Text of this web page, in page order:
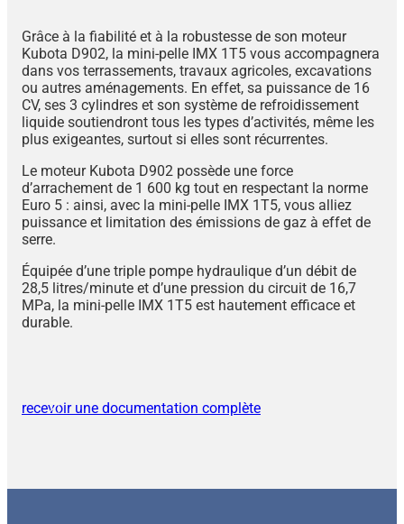
Grâce à la fiabilité et à la robustesse de son moteur
Kubota D902, la mini-pelle IMX 1T5 vous accompagnera
dans vos terrassements, travaux agricoles, excavations
ou autres aménagements. En effet, sa puissance de 16
CV, ses 3 cylindres et son système de refroidissement
liquide soutiendront tous les types d’activités, même les
plus exigeantes, surtout si elles sont récurrentes.
Le moteur Kubota D902 possède une force
d’arrachement de 1 600 kg tout en respectant la norme
Euro 5 : ainsi, avec la mini-pelle IMX 1T5, vous alliez
puissance et limitation des émissions de gaz à effet de
serre.
Équipée d’une triple pompe hydraulique d’un débit de
28,5 litres/minute et d’une pression du circuit de 16,7
MPa, la mini-pelle IMX 1T5 est hautement efficace et
durable.
recevoir une documentation complète